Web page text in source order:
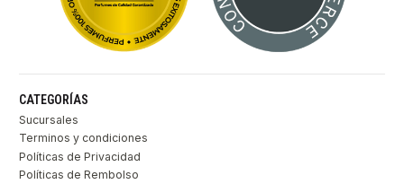
CATEGORÍAS
Sucursales
Terminos y condiciones
Políticas de Privacidad
Políticas de Rembolso